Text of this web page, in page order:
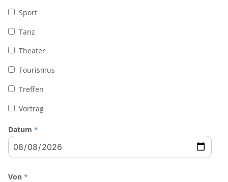
Sport
Tanz
Theater
Tourismus
Treffen
Vortrag
Datum *
Von *